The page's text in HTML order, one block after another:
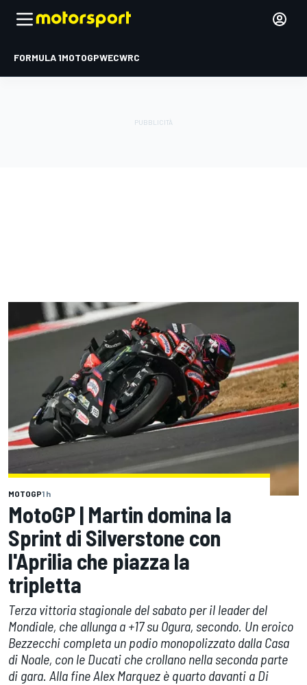
FORMULA 1MOTOGPWECWRC
MOTOGP1 h
MotoGP | Martin domina la
Sprint di Silverstone con
l'Aprilia che piazza la
tripletta
Terza vittoria stagionale del sabato per il leader del
Mondiale, che allunga a +17 su Ogura, secondo. Un eroico
Bezzecchi completa un podio monopolizzato dalla Casa
di Noale, con le Ducati che crollano nella seconda parte
di gara. Alla fine Alex Marquez è quarto davanti a Di